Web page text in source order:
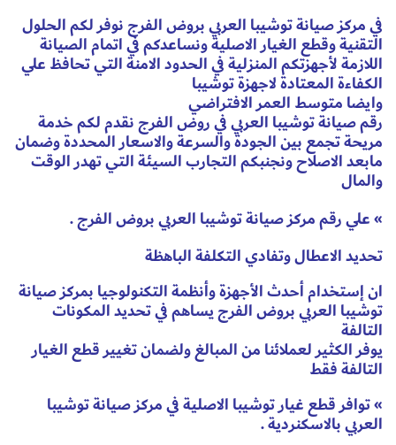
في مركز صيانة توشيبا العربي بروض الفرج نوفر لكم الحلول
التقنية وقطع الغيار الاصلية ونساعدكم في اتمام الصيانة
اللازمة لأجهزتكم المنزلية في الحدود الامنة التي تحافظ علي
الكفاءة المعتادة لاجهزة توشيبا
وايضا متوسط العمر الافتراضي
رقم صيانة توشيبا العربي في روض الفرج نقدم لكم خدمة
مريحة تجمع بين الجودة والسرعة والاسعار المحددة وضمان
مابعد الاصلاح ونجنبكم التجارب السيئة التي تهدر الوقت
والمال
» علي رقم مركز صيانة توشيبا العربي بروض الفرج .
تحديد الاعطال وتفادي التكلفة الباهظة
ان إستخدام أحدث الأجهزة وأنظمة التكنولوجيا بمركز صيانة
توشيبا العربي بروض الفرج يساهم في تحديد المكونات
التالفة
يوفر الكثير لعملائنا من المبالغ ولضمان تغيير قطع الغيار
التالفة فقط
» توافر قطع غيار توشيبا الاصلية في مركز صيانة توشيبا
العربي بالاسكنردية .